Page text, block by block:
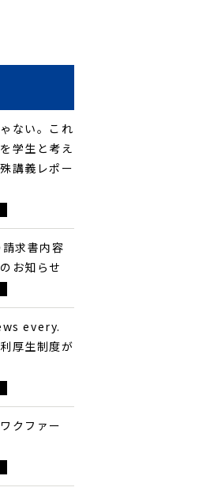
ない。これ
学生と考え
講義レポー
請求書内容
お知らせ
every.
厚生制度が
クファー